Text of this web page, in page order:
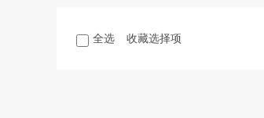
全选 收藏选择项